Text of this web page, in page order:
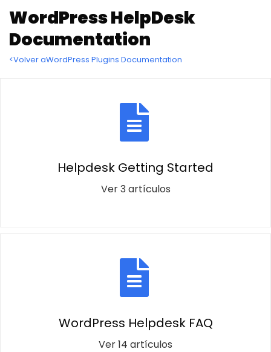
WordPress HelpDesk
Documentation
<Volver aWordPress Plugins Documentation
Helpdesk Getting Started
Ver 3 artículos
WordPress Helpdesk FAQ
Ver 14 artículos